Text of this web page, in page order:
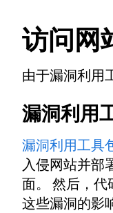
访问网
由于漏洞利用
漏洞利用
漏洞利用工具
入侵网站并部
面。 然后，
这些漏洞的影